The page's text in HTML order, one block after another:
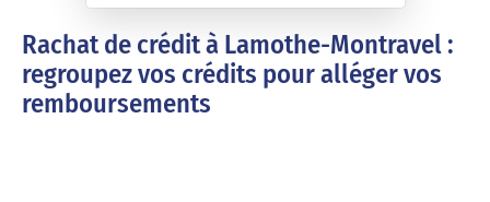
Rachat de crédit à Lamothe-Montravel :
regroupez vos crédits pour alléger vos
remboursements